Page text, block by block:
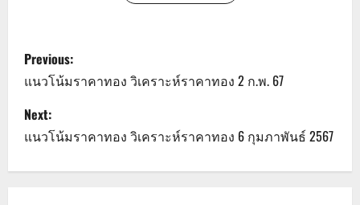
P
o
s
t
Previous:
แนวโน้มราคาทอง วิเคราะห์ราคาทอง 2 ก.พ. 67
Next:
แนวโน้มราคาทอง วิเคราะห์ราคาทอง 6 กุมภาพันธ์ 2567